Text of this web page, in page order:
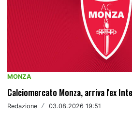
MONZA
Calciomercato Monza, arriva l'ex
Redazione / 03.08.2026 19:51